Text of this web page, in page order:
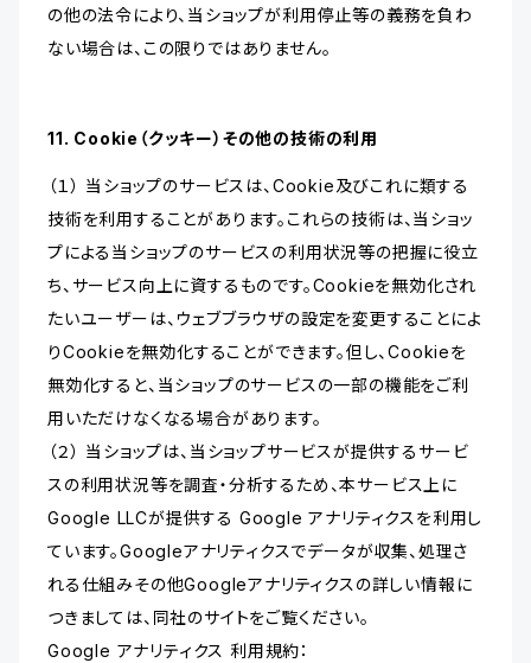
の他の法令により、当ショップが利用停止等の義務を負わ
ない場合は、この限りではありません。
11. Cookie（クッキー）その他の技術の利用
（１） 当ショップのサービスは、Cookie及びこれに類する
技術を利用することがあります。これらの技術は、当ショッ
プによる当ショップのサービスの利用状況等の把握に役立
ち、サービス向上に資するものです。Cookieを無効化され
たいユーザーは、ウェブブラウザの設定を変更することによ
りCookieを無効化することができます。但し、Cookieを
無効化すると、当ショップのサービスの一部の機能をご利
用いただけなくなる場合があります。
（２） 当ショップは、当ショップサービスが提供するサービ
スの利用状況等を調査・分析するため、本サービス上に
Google LLCが提供する Google アナリティクスを利用し
ています。Googleアナリティクスでデータが収集、処理さ
れる仕組みその他Googleアナリティクスの詳しい情報に
つきましては、同社のサイトをご覧ください。
Google アナリティクス 利用規約：